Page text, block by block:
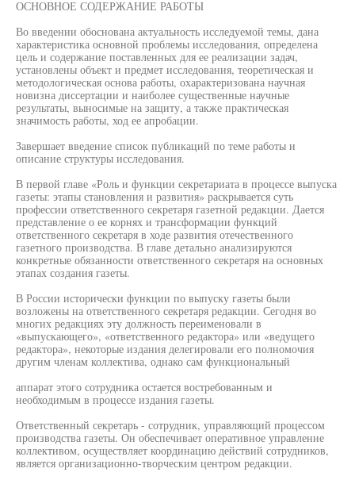
ОСНОВНОЕ СОДЕРЖАНИЕ РАБОТЫ
Во введении обоснована актуальность исследуемой темы, дана
характеристика основной проблемы исследования, определена
цель и содержание поставленных для ее реализации задач,
установлены объект и предмет исследования, теоретическая и
методологическая основа работы, охарактеризована научная
новизна диссертации и наиболее существенные научные
результаты, выносимые на защиту, а также практическая
значимость работы, ход ее апробации.
Завершает введение список публикаций по теме работы и
описание структуры исследования.
В первой главе «Роль и функции секретариата в процессе выпуска
газеты: этапы становления и развития» раскрывается суть
профессии ответственного секретаря газетной редакции. Дается
представление о ее корнях и трансформации функций
ответственного секретаря в ходе развития отечественного
газетного производства. В главе детально анализируются
конкретные обязанности ответственного секретаря на основных
этапах создания газеты.
В России исторически функции по выпуску газеты были
возложены на ответственного секретаря редакции. Сегодня во
многих редакциях эту должность переименовали в
«выпускающего», «ответственного редактора» или «ведущего
редактора», некоторые издания делегировали его полномочия
другим членам коллектива, однако сам функциональный
аппарат этого сотрудника остается востребованным и
необходимым в процессе издания газеты.
Ответственный секретарь - сотрудник, управляющий процессом
производства газеты. Он обеспечивает оперативное управление
коллективом, осуществляет координацию действий сотрудников,
является организационно-творческим центром редакции.